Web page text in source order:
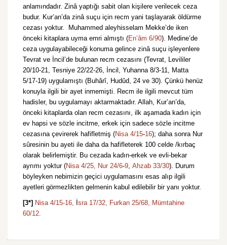
anlamındadır. Zinâ yaptığı sabit olan kişilere verilecek ceza
budur. Kur’an’da zinâ suçu için recm yani taşlayarak öldürme
cezası yoktur. Muhammed aleyhisselam Mekke’de iken
önceki kitaplara uyma emri almıştı (En’âm 6/90). Medine’de
ceza uygulayabileceği konuma gelince zinâ suçu işleyenlere
Tevrat ve İncil’de bulunan recm cezasını (Tevrat, Levililer
20/10-21, Tesniye 22/22-26, İncil, Yuhanna 8/3-11, Matta
5/17-19) uygulamıştı (Buhârî, Hudûd, 24 ve 30). Çünkü henüz
konuyla ilgili bir ayet inmemişti. Recm ile ilgili mevcut tüm
hadisler, bu uygulamayı aktarmaktadır. Allah, Kur’an’da,
önceki kitaplarda olan recm cezasını, ilk aşamada kadın için
ev hapsi ve sözle incitme, erkek için sadece sözle incitme
cezasına çevirerek hafifletmiş (Nisa 4/15-16); daha sonra Nur
sûresinin bu ayeti ile daha da hafifleterek 100 celde /kırbaç
olarak belirlemiştir. Bu cezada kadın-erkek ve evli-bekar
ayrımı yoktur (Nisa 4/25, Nur 24/6-9, Ahzab 33/30). Durum
böyleyken nebimizin geçici uygulamasını esas alıp ilgili
ayetleri görmezlikten gelmenin kabul edilebilir bir yanı yoktur.
[3*] Nisa 4/15-16, sra 17/32, Furkan 25/68, Mümtahine
60/12.